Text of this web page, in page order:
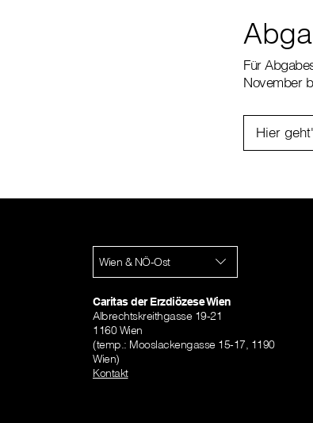
Für
November
Hier
Wien & NÖ-Ost
Caritas der Erzdiözese Wien
Albrechtskreithgasse 19-21
1160 Wien
(temp.: Mooslackengasse 15-17, 1190
Wien)
Kontakt